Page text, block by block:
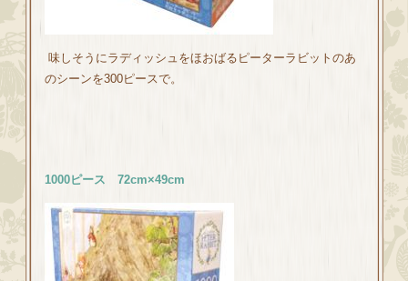
味しそうにラディッシュをほおばるピーターラビットのあ
のシーンを300ピースで。
1000ピース72cm×49cm